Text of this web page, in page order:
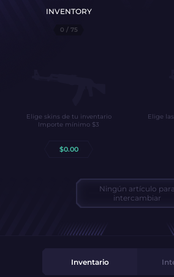
0 / 75
INVENTORY
Elige skins de tu inventario
Importe mínimo $3
$0.00
Ningún artículo para
intercambiar
Elige
Inventario